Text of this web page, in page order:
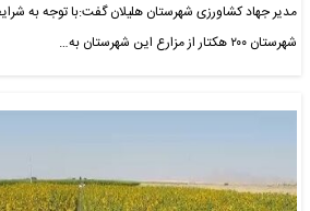
مدیر جهاد کشاورزی شهرستان هلیلان گفت:با توجه به
شهرستان ۲۰۰ هکتار از مزارع این شهرستان به…